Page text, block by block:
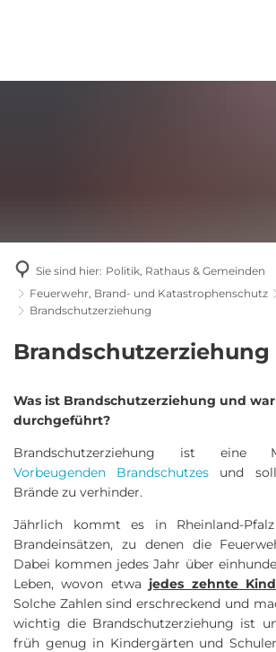
Sie sind hier: Politik, Rathaus & Gemeinden
Feuerwehr, Brand- und Katastrophenschutz
Brandschutzerziehung
Brandschutzerziehung
Brandschutzerziehung
Was ist Brandschutzerziehung und
durchgeführt?
Brandschutzerziehung ist eine
Vorbeugenden Brandschutzes und
Brände zu verhinder.
Jährlich kommt es in Rheinland-
Brandeinsätzen, zu denen die
Dabei kommen jedes Jahr über
Leben, wovon etwa jedes zehnte Kind
Solche Zahlen sind erschreckend und
wichtig die Brandschutzerziehung ist
früh genug in Kindergärten und